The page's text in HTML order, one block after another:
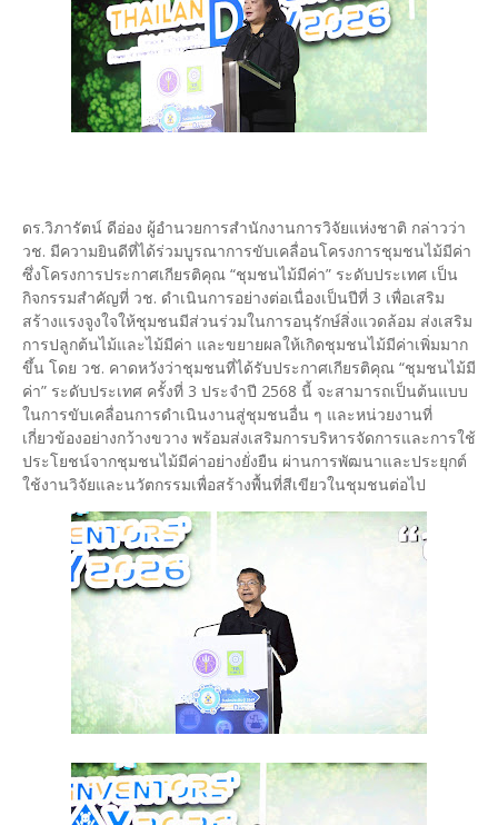
ดร.วิภารัตน์ ดีอ่อง ผู้อำนวยการสำนักงานการวิจัยแห่งชาติ กล่าวว่า
วช. มีความยินดีที่ได้ร่วมบูรณาการขับเคลื่อนโครงการชุมชนไม้มีค่า
ซึ่งโครงการประกาศเกียรติคุณ “ชุมชนไม้มีค่า” ระดับประเทศ เป็น
กิจกรรมสำคัญที่ วช. ดำเนินการอย่างต่อเนื่องเป็นปีที่ 3 เพื่อเสริม
สร้างแรงจูงใจให้ชุมชนมีส่วนร่วมในการอนุรักษ์สิ่งแวดล้อม ส่งเสริม
การปลูกต้นไม้และไม้มีค่า และขยายผลให้เกิดชุมชนไม้มีค่าเพิ่มมาก
ขึ้น โดย วช. คาดหวังว่าชุมชนที่ได้รับประกาศเกียรติคุณ “ชุมชนไม้มี
ค่า” ระดับประเทศ ครั้งที่ 3 ประจำปี 2568 นี้ จะสามารถเป็นต้นแบบ
ในการขับเคลื่อนการดำเนินงานสู่ชุมชนอื่น ๆ และหน่วยงานที่
เกี่ยวข้องอย่างกว้างขวาง พร้อมส่งเสริมการบริหารจัดการและการใช้
ประโยชน์จากชุมชนไม้มีค่าอย่างยั่งยืน ผ่านการพัฒนาและประยุกต์
ใช้งานวิจัยและนวัตกรรมเพื่อสร้างพื้นที่สีเขียวในชุมชนต่อไป